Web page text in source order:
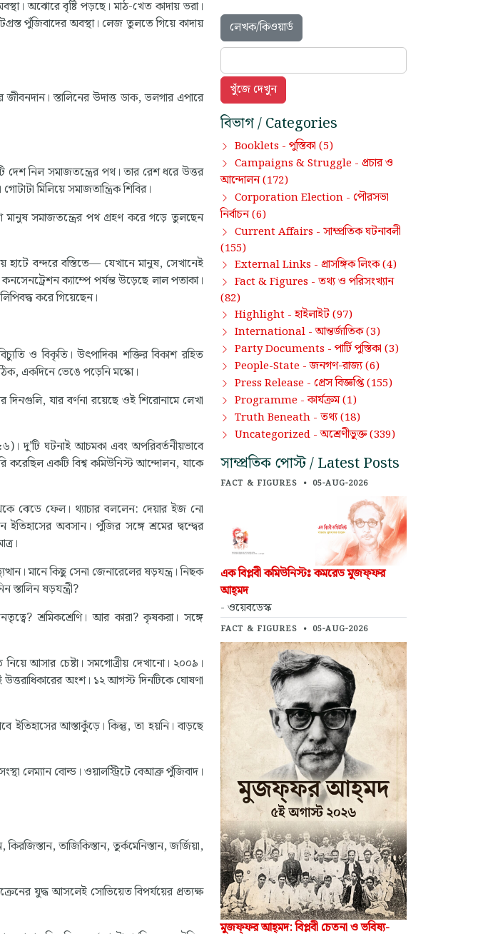
অঝোরে বৃষ্টি পড়ছে। মাঠ-খেত কাদায় ভরা।
পুঁজিবাদের অবস্থা। লেজ তুলতে গিয়ে কাদায়
স্তালিনের উদাত্ত ডাক, ভলগার এপারে
দেশ নিল সমাজতন্ত্রের পথ। তার রেশ ধরে উত্তর
মিলিয়ে সমাজতান্ত্রিক শিবির।
মানুষ সমাজতন্ত্রের পথ গ্রহণ করে গড়ে তুলছেন
বন্দরে বস্তিতে— যেখানে মানুষ, সেখানেই
ক্যাম্পে পর্যন্ত উড়েছে লাল পতাকা।
করে গিয়েছেন।
ও বিকৃতি। উৎপাদিকা শক্তির বিকাশ রহিত
একদিনে ভেঙে পড়েনি মস্কো।
যার বর্ণনা রয়েছে ওই শিরোনামে লেখা
দু’টি ঘটনাই আচমকা এবং অপরিবর্তনীয়ভাবে
করেছিল একটি বিশ্ব কমিউনিস্ট আন্দোলন, যাকে
থেকে ঝেডে ফেল। থ্যাচার বললেন: দেয়ার ইজ নো
অবসান। পুঁজির সঙ্গে শ্রমের দ্বন্দ্বের
মানে কিছু সেনা জেনারেলের ষড়যন্ত্র। নিছক
স্তালিন ষড়যন্ত্রী?
শ্রমিকশ্রেণি। আর কারা? কৃষকরা। সঙ্গে
আসার চেষ্টা। সমগোত্রীয় দেখানো। ২০০৯।
অংশ। ১২ আগস্ট দিনটিকে ঘোষণা
ইতিহাসের আস্তাকুঁড়ে। কিন্তু, তা হয়নি। বাড়ছে
লেম্যান বোল্ড। ওয়ালস্ট্রিটে বেআব্রু পুঁজিবাদ।
তাজিকিস্তান, তুর্কমেনিস্তান, জর্জিয়া,
যুদ্ধ আসলেই সোভিয়েত বিপর্যয়ের প্রত্যক্ষ
লেখক/কিওয়ার্ড
বিভাগ / Categories
Booklets - পুস্তিকা (5)
Campaigns & Struggle - প্রচার ও
আন্দোলন(172)
Corporation Election - পৌরসভা
নির্বাচন(6)
Current Affairs - সাম্প্রতিক ঘটনাবলী
(155)
External Links - প্রাসঙ্গিক লিংক(4)
Fact & Figures - তথ্য ও পরিসংখ্যান
(82)
Highlight -হাইলাইট(97)
International -আন্তর্জাতিক(3)
Party Documents - পার্টি পুস্তিকা (3)
People-State -জনগণ-রাজ্য(6)
Press Release - প্রেস বিজ্ঞপ্তি(155)
Programme -কার্যক্রম(1)
Truth Beneath - তথ্য(18)
Uncategorized -অশ্রেণীভুক্ত(339)
সাম্প্রতিক পোস্ট / Latest Posts
FACT & FIGURES • 05-AUG-2026
এক বিপ্লবী কমিউনিস্টঃ কমরেড মুজফ্‌ফর
আহ্‌মদ
- ওয়েবডেস্ক
FACT & FIGURES • 05-AUG-2026
মুজফ্‌ফর আহ্‌মদ: বিপ্লবী চেতনা ও ভবিষ্য-